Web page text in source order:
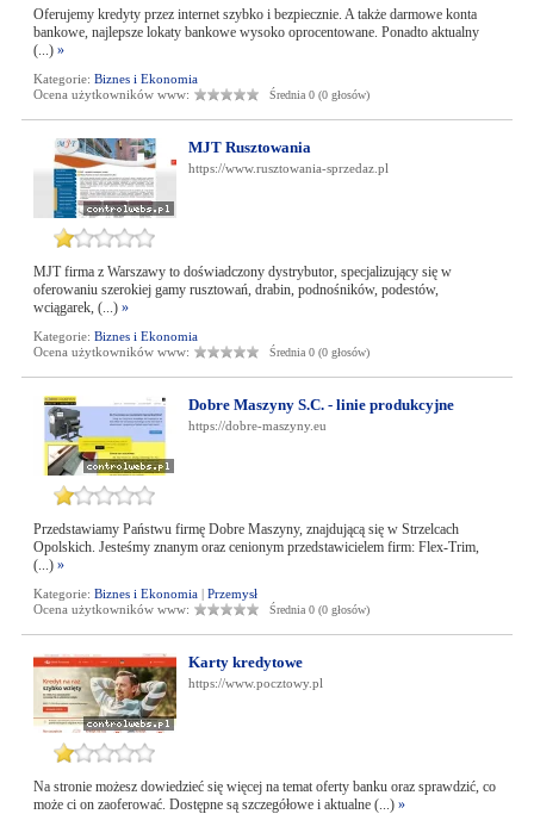
Oferujemy kredyty przez internet szybko i bezpiecznie. A także darmowe konta
bankowe, najlepsze lokaty bankowe wysoko oprocentowane. Ponadto aktualny
(...) »
Kategorie: Biznes i Ekonomia
Ocena użytkowników www:
Średnia 0 (0 głosów)
MJT Rusztowania
https://www.rusztowania-sprzedaz.pl
MJT firma z Warszawy to doświadczony dystrybutor, specjalizujący się w
oferowaniu szerokiej gamy rusztowań, drabin, podnośników, podestów,
wciągarek, (...) »
Kategorie: Biznes i Ekonomia
Ocena użytkowników www:
Średnia 0 (0 głosów)
Dobre Maszyny S.C. - linie produkcyjne
https://dobre-maszyny.eu
Przedstawiamy Państwu firmę Dobre Maszyny, znajdującą się w Strzelcach
Opolskich. Jesteśmy znanym oraz cenionym przedstawicielem firm: Flex-Trim,
(...) »
Kategorie: Biznes i Ekonomia| Przemysł
Ocena użytkowników www:
Średnia 0 (0 głosów)
Karty kredytowe
https://www.pocztowy.pl
Na stronie możesz dowiedzieć się więcej na temat oferty banku oraz sprawdzić, co
może ci on zaoferować. Dostępne są szczegółowe i aktualne (...) »